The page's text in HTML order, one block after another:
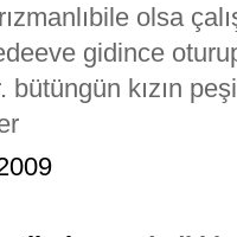
olsa
gidince
bütüngün kızın